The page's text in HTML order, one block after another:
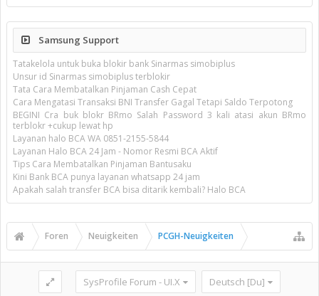
Samsung Support
Tatakelola untuk buka blokir bank Sinarmas simobiplus
Unsur id Sinarmas simobiplus terblokir
Tata Cara Membatalkan Pinjaman Cash Cepat
Cara Mengatasi Transaksi BNI Transfer Gagal Tetapi Saldo Terpotong
BEGINI Cra buk blokr BRmo Salah Password 3 kali atasi akun BRmo
terblokr +cukup lewat hp
Layanan halo BCA WA 0851-2155-5844
Layanan Halo BCA 24 Jam - Nomor Resmi BCA Aktif
Tips Cara Membatalkan Pinjaman Bantusaku
Kini Bank BCA punya layanan whatsapp 24 jam
Apakah salah transfer BCA bisa ditarik kembali? Halo BCA
Foren Neuigkeiten PCGH-Neuigkeiten
SysProfile Forum - UI.X Deutsch [Du]